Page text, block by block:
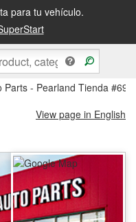
para tu vehículo.
o recógela en la tienda
Parts - Pearland Tienda
View page in English